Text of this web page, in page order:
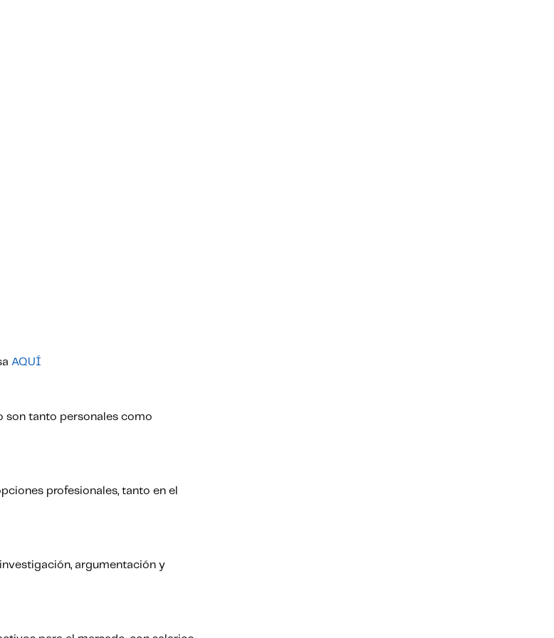
AQUÍ
son tanto personales como
profesionales, tanto en el
argumentación y